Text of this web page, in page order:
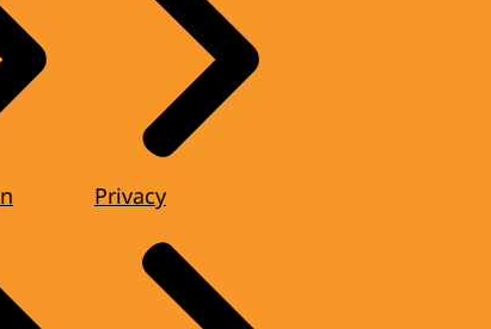
Privacy